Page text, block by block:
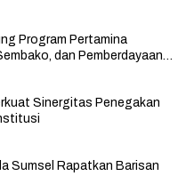
Program Pertamina
dan Pemberdayaan
Sinergitas Penegakan
Sumsel Rapatkan Barisan